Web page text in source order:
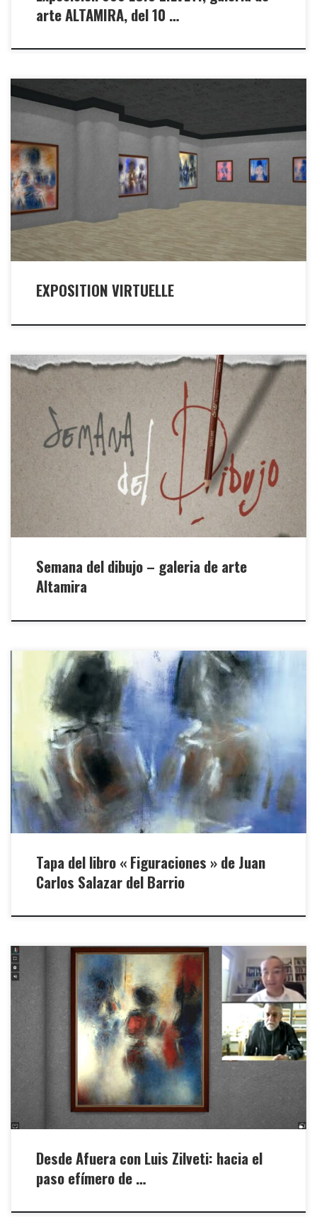
arte ALTAMIRA, del 10 …
El crítico Harold Suarez LIapiz dijo que « el lenguaje lírico del color
de las tenues formas de Zilveti se impone a lo evidente y real ». Por
su parte, el escritor, poeta y cineasta, Alfonso Gumucio Dagrón
destacó la manera que tiene de « bordear la abstracciôn sin perder
jamás la sugerencia de la figura […]
EXPOSITION VIRTUELLE
Semana del dibujo – galeria de arte
Altamira
Editado por Plural.Ver la entrevista en Pagina Siete: Salazar: «El
periodismo y la literatura son orillas de un mismo río».
Tapa del libro « Figuraciones » de Juan
Carlos Salazar del Barrio
Mauricio O. Ríos, Brújula Digital - 06 juin 2021
https://brujuladigital.net/cultura/desde-afuera-con-luis-zilveti-hacia-
el-paso-efimero-de-la-existencia
Desde Afuera con Luis Zilveti: hacia el
paso efímero de …